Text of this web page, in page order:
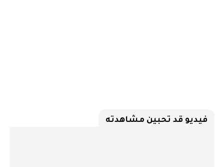
فيديو قد تحبين مشاهدته